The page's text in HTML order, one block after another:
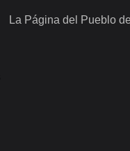
La Página del Pueblo